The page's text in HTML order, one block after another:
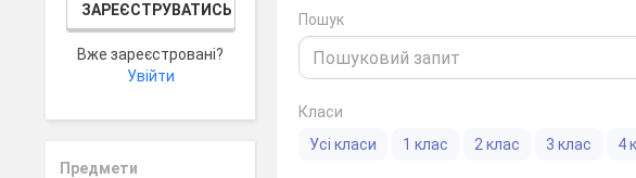
ЗАРЕЄСТРУВАТИСЬ
Вже зареєстровані?
Увійти
Предмети
Пошук
Класи
Усі класи
1 клас 2 клас 3 клас 4